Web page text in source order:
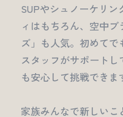
SUPやシュノーケリ
ィはもちろん、空中
ズ」も人気。初めてで
スタッフがサポート
も安心して挑戦できま
家族みんなで新しい